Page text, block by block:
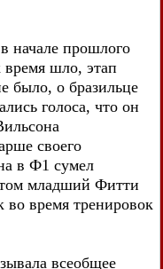
начале прошлого
время шло, этап
было, о бразильце
голоса, что он
своего
в Ф1 сумел
младший Фитти
во время тренировок
всеобщее